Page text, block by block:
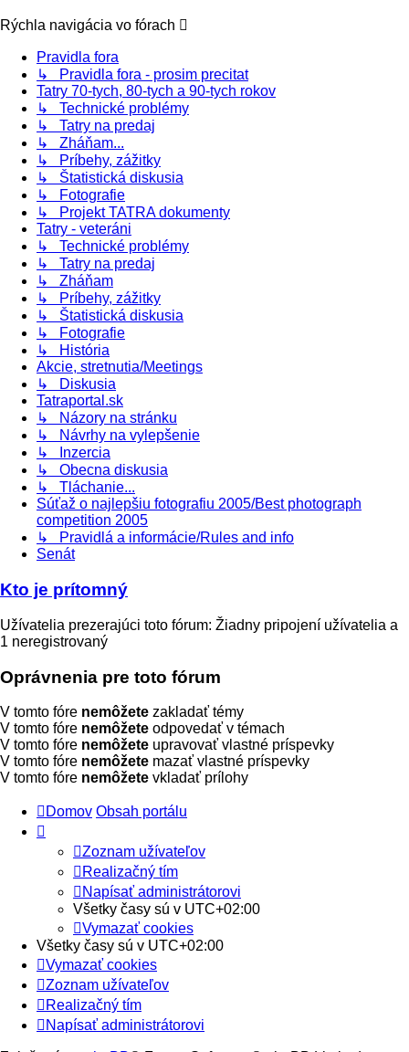
Rýchla navigácia vo fórach
Pravidla fora
↳ Pravidla fora - prosim precitat
Tatry 70-tych, 80-tych a 90-tych rokov
↳ Technické problémy
↳ Tatry na predaj
↳ Zháňam...
↳ Príbehy, zážitky
↳ Štatistická diskusia
↳ Fotografie
↳ Projekt TATRA dokumenty
Tatry - veteráni
↳ Technické problémy
↳ Tatry na predaj
↳ Zháňam
↳ Príbehy, zážitky
↳ Štatistická diskusia
↳ Fotografie
↳ História
Akcie, stretnutia/Meetings
↳ Diskusia
Tatraportal.sk
↳ Názory na stránku
↳ Návrhy na vylepšenie
↳ Inzercia
↳ Obecna diskusia
↳ Tláchanie...
Súťaž o najlepšiu fotografiu 2005/Best photograph
competition 2005
↳ Pravidlá a informácie/Rules and info
Senát
Kto je prítomný
Užívatelia prezerajúci toto fórum: Žiadny pripojení užívatelia a
1 neregistrovaný
Oprávnenia pre toto fórum
V tomto fóre nemôžete zakladať témy
V tomto fóre nemôžete odpovedať v témach
V tomto fóre nemôžete upravovať vlastné príspevky
V tomto fóre nemôžete mazať vlastné príspevky
V tomto fóre nemôžete vkladať prílohy
Domov Obsah portálu
Zoznam užívateľov
Realizačný tím
Napísať administrátorovi
Všetky časy sú v UTC+02:00
Vymazať cookies
Všetky časy sú v UTC+02:00
Vymazať cookies
Zoznam užívateľov
Realizačný tím
Napísať administrátorovi